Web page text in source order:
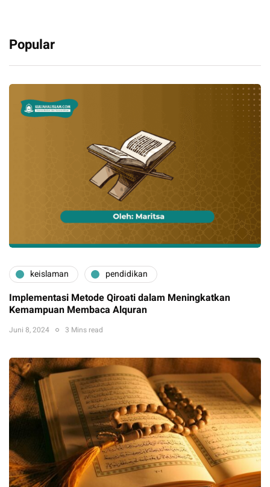
Popular
keislaman pendidikan
Implementasi Metode Qiroati dalam Meningkatkan
Kemampuan Membaca Alquran
Juni 8, 2024 3 Mins read